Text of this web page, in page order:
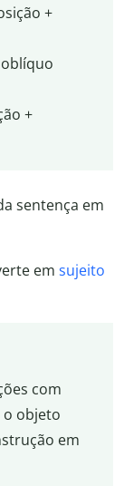
+
+
sentença em
em sujeito
com
o objeto
em